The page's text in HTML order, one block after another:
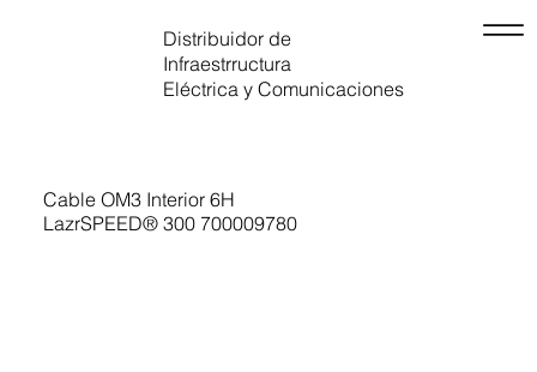
Distribuidor de
Infraestrructura
Eléctrica y Comunicaciones
Cable OM3 Interior 6H
LazrSPEED® 300 700009780